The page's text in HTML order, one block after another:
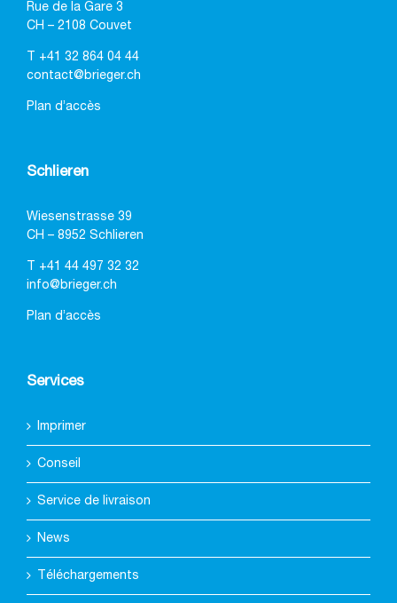
Rue de la Gare 3
CH – 2108 Couvet
+41 32 864 04 44
contact@brieger.ch
Plan d’accès
Schlieren
Wiesenstrasse 39
CH – 8952 Schlieren
+41 44 497 32 32
info@brieger.ch
Plan d’accès
Services
Imprimer
Conseil
Service de livraison
News
Téléchargements